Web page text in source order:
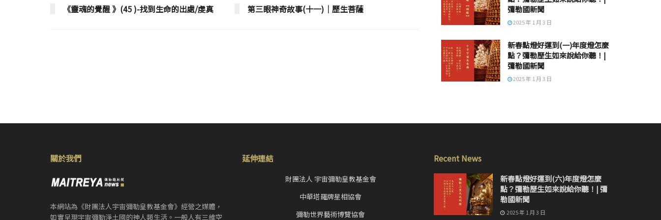
《靈魂的覺醒 》(45 )-找到生命的出處/虔真 第三眼神奇故事(十一)│歷生菩薩
彌勒國新聞
2025 年 1 月 3 日
新春點燈好運到(一)年度燈怎麼
點？彌勒歷生如來說給你聽！|
彌勒國新聞
2025 年 1 月 3 日
關於我們
本網站為《財團法人宇宙彌勒皇教基金會》經營之媒體，
如實呈現宇宙彌勒淨土國的神人類生活。一般人有三維空
延伸連結
財團法人 宇宙彌勒皇教基金會
中華塔羅牌星相協會
彌勒世界藝術博覽協會
Recent News
新春點燈好運到(六)年度燈怎麼
點？彌勒歷生如來說給你聽！| 彌
勒國新聞
2025 年 1 月 3 日